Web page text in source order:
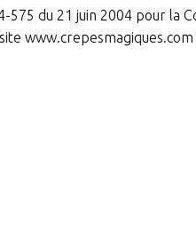
du 21 juin 2004 pour la